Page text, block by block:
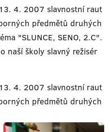
4. 2007 slavnostní raut
předmětů druhých
"SLUNCE, SENO, 2.C".
naší školy slavný režisér
4. 2007 slavnostní raut
předmětů druhých